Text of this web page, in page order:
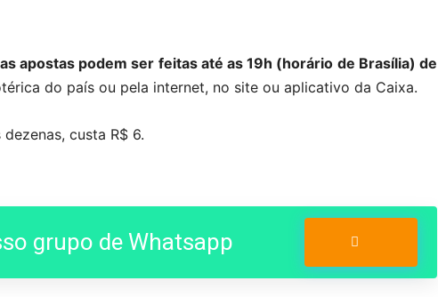
apostas podem ser feitas até as 19h (horário de Brasília) de
do país ou pela internet, no site ou aplicativo da Caixa.
custa R$ 6.
grupo de Whatsapp